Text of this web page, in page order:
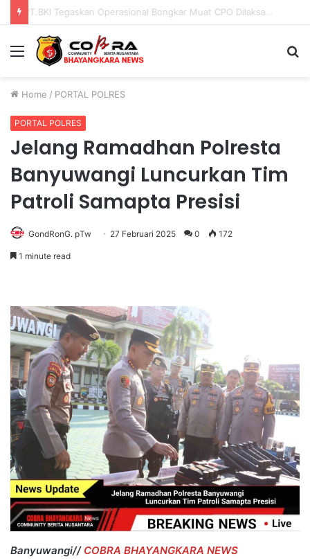
Menu
Home / PORTAL POLRES
PORTAL POLRES
Jelang Ramadhan Polresta
Banyuwangi Luncurkan Tim
Patroli Samapta Presisi
GondRonG. pTw 27 Februari 2025 0 172
1 minute read
Banyuwangi// COBRA BHAYANGKARA NEWS